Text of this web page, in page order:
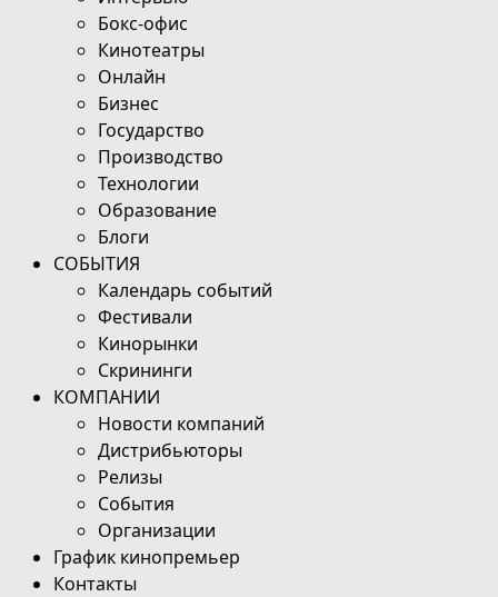
Бокс-офис
Кинотеатры
Онлайн
Бизнес
Государство
Производство
Технологии
Образование
Блоги
СОБЫТИЯ
Календарь событий
Фестивали
Кинорынки
Скрининги
КОМПАНИИ
Новости компаний
Дистрибьюторы
Релизы
События
Организации
График кинопремьер
Контакты